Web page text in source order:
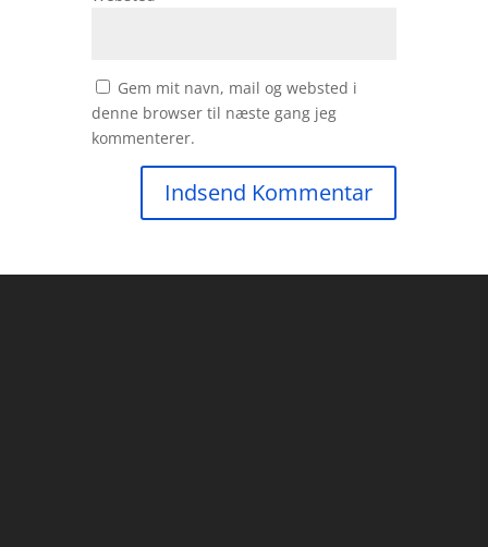
Gem mit navn, mail og websted i
denne browser til næste gang jeg
kommenterer.